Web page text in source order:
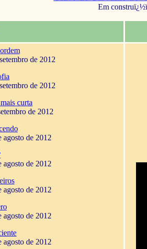
Em
de 2012
de 2012
curta
de 2012
agosto de 2012
agosto de 2012
agosto de 2012
agosto de 2012
agosto de 2012